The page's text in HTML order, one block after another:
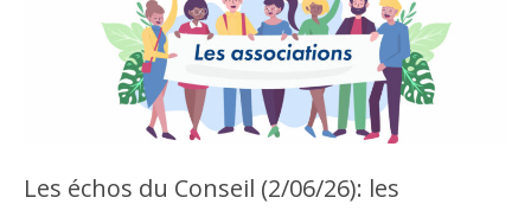
Les échos du Conseil (2/06/26): les